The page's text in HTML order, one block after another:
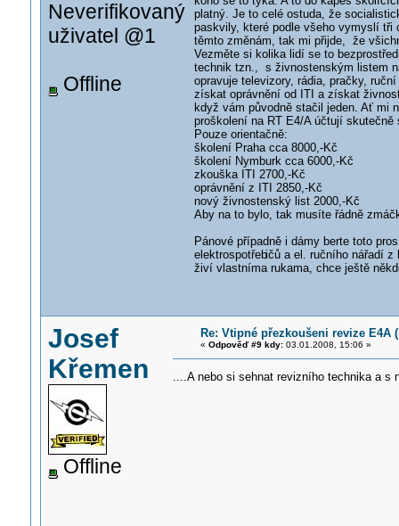
Neverifikovaný
uživatel @1
Offline
platný. Je to celé ostuda, že
paskvily, které podle všeho vymyslí
těmto změnám, tak mi přijde, že
Vezměte si kolika lidí se to
technik tzn., s živnostenským listem
opravuje televizory, rádia, pračky,
získat oprávnění od ITI a získat
když vám původně stačil jeden. Ať mi
proškolení na RT E4/A účtují
Pouze orientačně:
školení Praha cca 8000,-Kč
školení Nymburk cca 6000,-Kč
zkouška ITI 2700,-Kč
oprávnění z ITI 2850,-Kč
nový živnostenský list 2000,-Kč
Aby na to bylo, tak musíte řádně
Pánové případně i dámy berte toto
elektrospotřebičů a el. ručního nářadí
živí vlastníma rukama, chce ještě
Josef
Křemen
Offline
Re: Vtipné přezkoušeni revize
« Odpověď #9 kdy:03.01.2008, 15:06 »
....A nebo si sehnat revizního technika a